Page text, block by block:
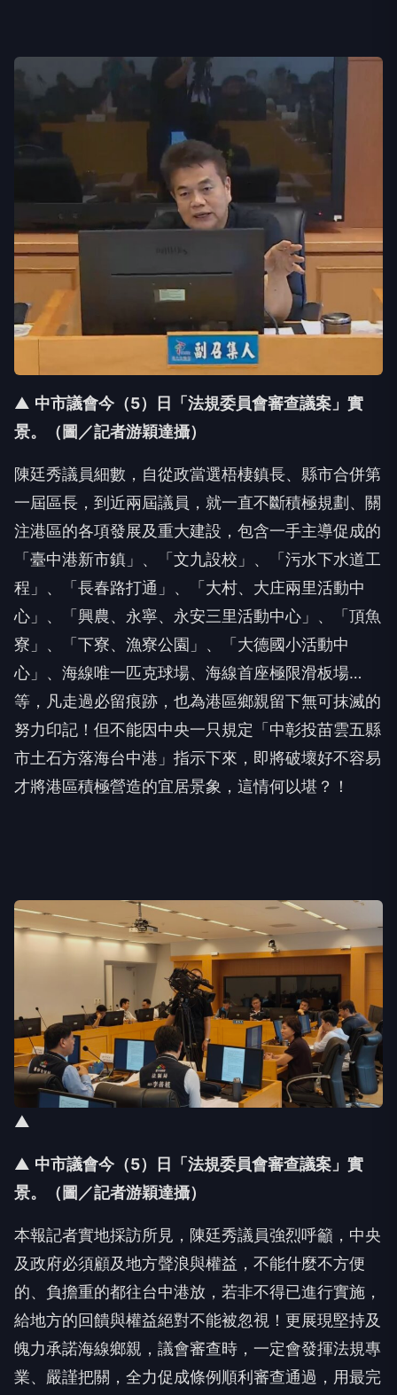
▲ 中市議會今（5）日「法規委員會審查議案」實
景。（圖／記者游穎達攝）
陳廷秀議員細數，自從政當選梧棲鎮長、縣市合併第
一屆區長，到近兩屆議員，就一直不斷積極規劃、關
注港區的各項發展及重大建設，包含一手主導促成的
「臺中港新市鎮」、「文九設校」、「污水下水道工
程」、「長春路打通」、「大村、大庄兩里活動中
心」、「興農、永寧、永安三里活動中心」、「頂魚
寮」、「下寮、漁寮公園」、「大德國小活動中
心」、海線唯一匹克球場、海線首座極限滑板場…
等，凡走過必留痕跡，也為港區鄉親留下無可抹滅的
努力印記！但不能因中央一只規定「中彰投苗雲五縣
市土石方落海台中港」指示下來，即將破壞好不容易
才將港區積極營造的宜居景象，這情何以堪？！
▲
▲ 中市議會今（5）日「法規委員會審查議案」實
景。（圖／記者游穎達攝）
本報記者實地採訪所見，陳廷秀議員強烈呼籲，中央
及政府必須顧及地方聲浪與權益，不能什麼不方便
的、負擔重的都往台中港放，若非不得已進行實施，
給地方的回饋與權益絕對不能被忽視！更展現堅持及
魄力承諾海線鄉親，議會審查時，一定會發揮法規專
業、嚴謹把關，全力促成條例順利審查通過，用最完